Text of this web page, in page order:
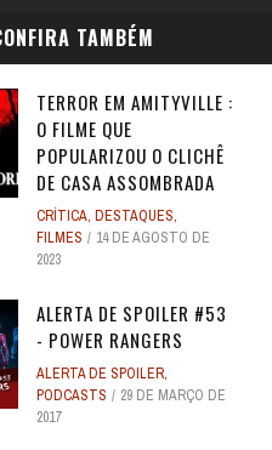
TAMBÉM
TERROR EM AMITYVILLE :
O FILME QUE
POPULARIZOU O CLICHÊ
DE CASA ASSOMBRADA
CRÍTICA, DESTAQUES,
FILMES
14 DE AGOSTO DE
2023
ALERTA DE SPOILER #53
- POWER RANGERS
ALERTA DE SPOILER,
PODCASTS
29 DE MARÇO DE
2017